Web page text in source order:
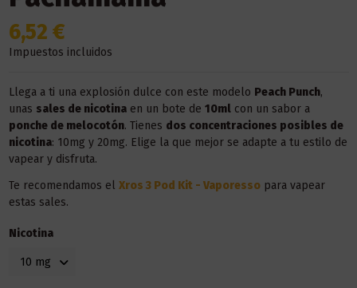
6,52 €
Impuestos incluidos
Llega a ti una explosión dulce con este modelo Peach Punch,
unas sales de nicotinaen un bote de 10mlcon un sabor a
ponche de melocotón. Tienes dos concentraciones posibles de
nicotina: 10mg y 20mg. Elige la que mejor se adapte a tu estilo de
vapear y disfruta.
Te recomendamos el Xros 3 Pod Kit - Vaporessopara vapear
estas sales.
Nicotina